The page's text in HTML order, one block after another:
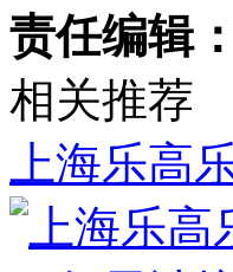
责任编辑
相关推荐
上海乐高